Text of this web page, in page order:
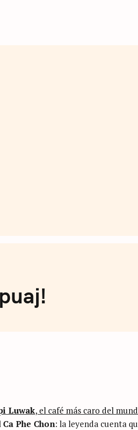
Luwak, el café más caro del
Ca Phe Chon: la leyenda cuenta